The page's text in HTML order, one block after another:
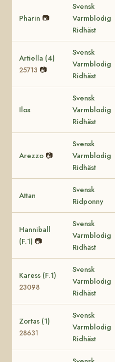
Pharin 📷
Svensk
Varmblodig
Ridhäst
Artiella (4)
25713 📷
Svensk
Varmblodig
Ridhäst
Ilos
Svensk
Varmblodig
Ridhäst
Arezzo 📷
Svensk
Varmblodig
Ridhäst
Attan
Svensk
Ridponny
Hanniball
(F.1) 📷
Svensk
Varmblodig
Ridhäst
Karess (F.1)
23098
Svensk
Varmblodig
Ridhäst
Zortas (1)
28631
Svensk
Varmblodig
Ridhäst